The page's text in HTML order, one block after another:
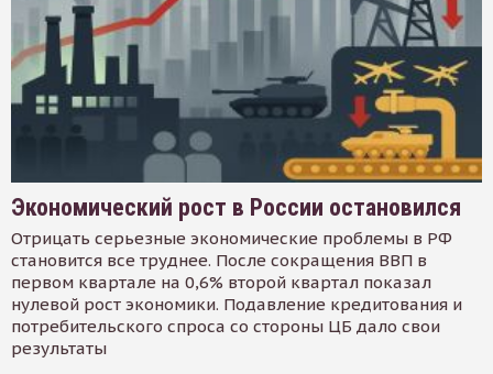
Экономический рост в России остановился
Отрицать серьезные экономические проблемы в РФ
становится все труднее. После сокращения ВВП в
первом квартале на 0,6% второй квартал показал
нулевой рост экономики. Подавление кредитования и
потребительского спроса со стороны ЦБ дало свои
результаты